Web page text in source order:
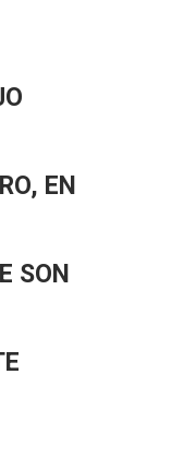
EN
SON